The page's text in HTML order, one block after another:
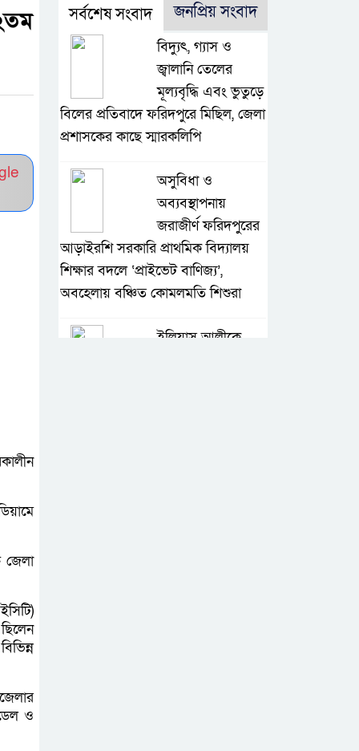
জেলা
ও
সর্বশেষ সংবাদ জনপ্রিয় সংবাদ
বিদ্যুৎ, গ্যাস ও
জ্বালানি তেলের
মূল্যবৃদ্ধি এবং ভুতুড়ে
বিলের প্রতিবাদে ফরিদপুরে মিছিল, জেলা
প্রশাসকের কাছে স্মারকলিপি
অসুবিধা ও
অব্যবস্থাপনায়
জরাজীর্ণ ফরিদপুরের
আড়াইরশি সরকারি প্রাথমিক বিদ্যালয়
শিক্ষার বদলে ‘প্রাইভেট বাণিজ্য’,
অবহেলায় বঞ্চিত কোমলমতি শিশুরা
ইলিয়াস আলীকে